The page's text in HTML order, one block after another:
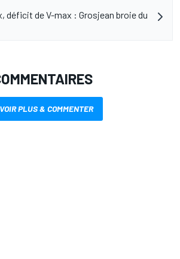
déficit de V-max : Grosjean broie du
VOIR PLUS & COMMENTER